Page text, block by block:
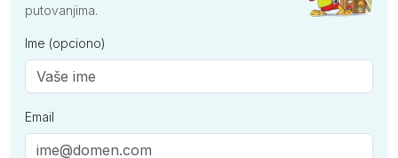
putovanjima.
Ime (opciono)
Email